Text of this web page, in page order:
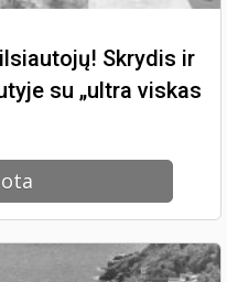
Skrydis ir
su „ultra viskas